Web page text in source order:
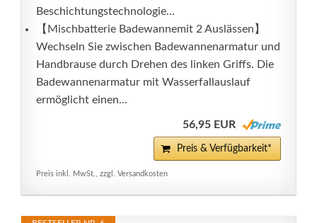
Beschichtungstechnologie...
【Mischbatterie Badewannemit 2 Auslässen】
Wechseln Sie zwischen Badewannenarmatur und
Handbrause durch Drehen des linken Griffs. Die
Badewannenarmatur mit Wasserfallauslauf
ermöglicht einen...
56,95 EUR
Preis & Verfügbarkeit*
Preis inkl. MwSt., zzgl. Versandkosten